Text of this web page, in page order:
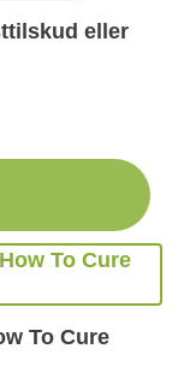
eller
To Cure